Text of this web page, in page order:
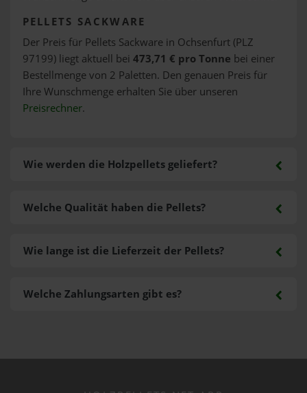
PELLETS SACKWARE
Der Preis für Pellets Sackware in Ochsenfurt (PLZ
97199) liegt aktuell bei 473,71 € pro Tonne bei einer
Bestellmenge von 2 Paletten. Den genauen Preis für
Ihre Wunschmenge erhalten Sie über unseren
Preisrechner.
Wie werden die Holzpellets geliefert?
Welche Zahlungsarten gibt es?
Welche Qualität haben die Pellets?
Wie lange ist die Lieferzeit der Pellets?